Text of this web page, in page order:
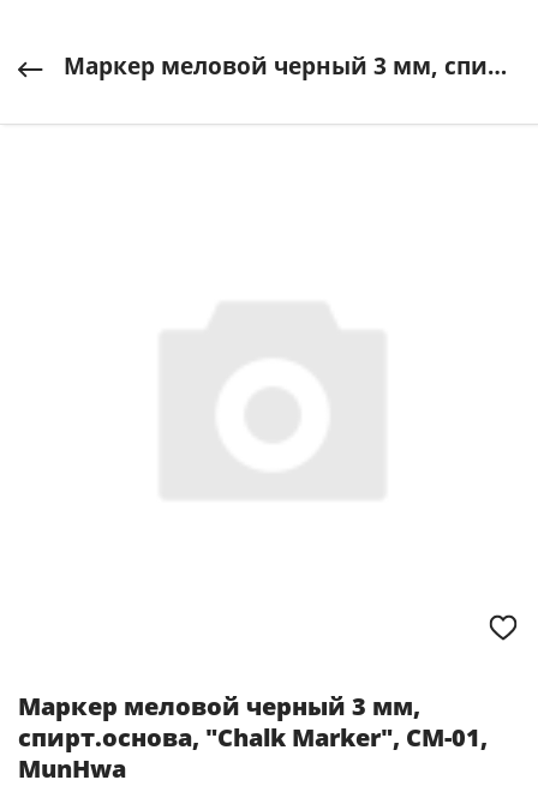
Маркер меловой черный 3 мм, спирт.основа, "Chalk Marker", СМ-01, MunHwa
Маркер меловой черный 3 мм,
спирт.основа, "Chalk Marker", СМ-01,
MunHwa